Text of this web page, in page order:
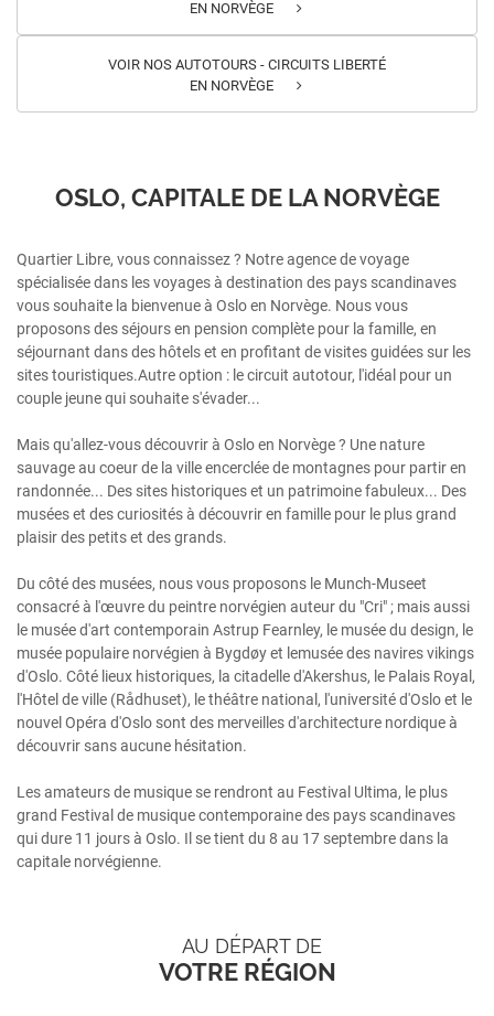
EN NORVÈGE
VOIR NOS AUTOTOURS - CIRCUITS LIBERTÉ
EN NORVÈGE
OSLO, CAPITALE DE LA NORVÈGE
Quartier Libre, vous connaissez ? Notre agence de voyage
spécialisée dans les voyages à destination des pays scandinaves
vous souhaite la bienvenue à Oslo en Norvège. Nous vous
proposons des séjours en pension complète pour la famille, en
séjournant dans des hôtels et en profitant de visites guidées sur les
sites touristiques.Autre option : le circuit autotour, l'idéal pour un
couple jeune qui souhaite s'évader...
Mais qu'allez-vous découvrir à Oslo en Norvège ? Une nature
sauvage au coeur de la ville encerclée de montagnes pour partir en
randonnée... Des sites historiques et un patrimoine fabuleux... Des
musées et des curiosités à découvrir en famille pour le plus grand
plaisir des petits et des grands.
Du côté des musées, nous vous proposons le Munch-Museet
consacré à l'œuvre du peintre norvégien auteur du "Cri" ; mais aussi
le musée d'art contemporain Astrup Fearnley, le musée du design, le
musée populaire norvégien à Bygdøy et lemusée des navires vikings
d'Oslo. Côté lieux historiques, la citadelle d'Akershus, le Palais Royal,
l'Hôtel de ville (Rådhuset), le théâtre national, l'université d'Oslo et le
nouvel Opéra d'Oslo sont des merveilles d'architecture nordique à
découvrir sans aucune hésitation.
Les amateurs de musique se rendront au Festival Ultima, le plus
grand Festival de musique contemporaine des pays scandinaves
qui dure 11 jours à Oslo. Il se tient du 8 au 17 septembre dans la
capitale norvégienne.
AU DÉPART DE
VOTRE RÉGION